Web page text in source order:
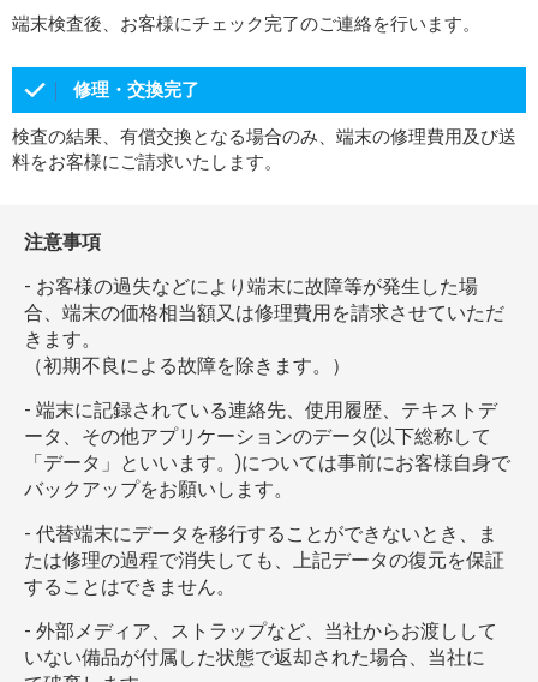
端末検査後、お客様にチェック完了のご連絡を行います。
修理・交換完了
検査の結果、有償交換となる場合のみ、端末の修理費用及び送
料をお客様にご請求いたします。
注意事項
- お客様の過失などにより端末に故障等が発生した場
合、端末の価格相当額又は修理費用を請求させていただ
きます。
（初期不良による故障を除きます。）
- 端末に記録されている連絡先、使用履歴、テキストデ
ータ、その他アプリケーションのデータ(以下総称して
「データ」といいます。)については事前にお客様自身で
バックアップをお願いします。
- 代替端末にデータを移行することができないとき、ま
たは修理の過程で消失しても、上記データの復元を保証
することはできません。
- 外部メディア、ストラップなど、当社からお渡しして
いない備品が付属した状態で返却された場合、当社に